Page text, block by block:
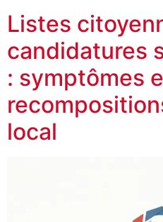
Listes
candidatures
: symptômes
local